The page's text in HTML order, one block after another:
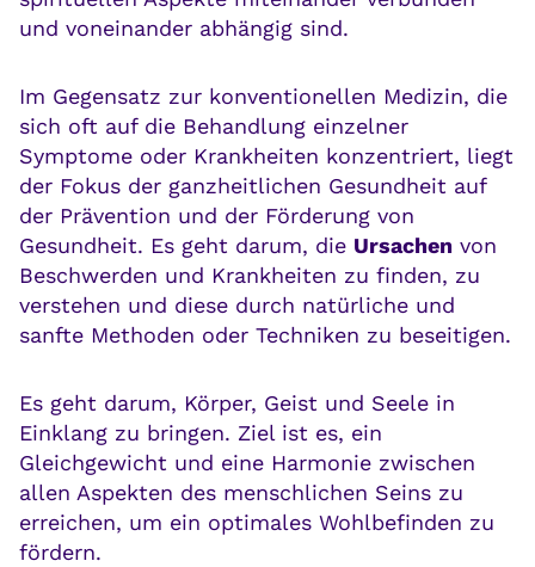
und voneinander abhängig sind.
Im Gegensatz zur konventionellen Medizin, die
sich oft auf die Behandlung einzelner
Symptome oder Krankheiten konzentriert, liegt
der Fokus der ganzheitlichen Gesundheit auf
der Prävention und der Förderung von
Gesundheit. Es geht darum, die Ursachen von
Beschwerden und Krankheiten zu finden, zu
verstehen und diese durch natürliche und
sanfte Methoden oder Techniken zu beseitigen.
Es geht darum, Körper, Geist und Seele in
Einklang zu bringen. Ziel ist es, ein
Gleichgewicht und eine Harmonie zwischen
allen Aspekten des menschlichen Seins zu
erreichen, um ein optimales Wohlbefinden zu
fördern.